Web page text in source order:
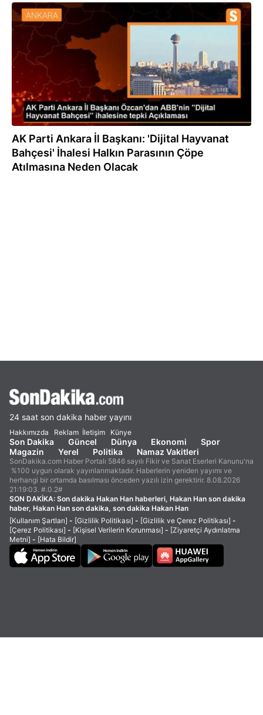
15.11.2023
AK Parti Ankara İl Başkanı: 'Dijital Hayvanat
Bahçesi' İhalesi Halkın Parasının Çöpe
Atılmasına Neden Olacak
24 saat son dakika haber yayını
Hakkımızda Reklam İletişim Künye
Son Dakika Güncel Dünya Ekonomi
Spor
Magazin
Yerel Politika Namaz Vakitleri
SonDakika.com Haber Portalı 5846 sayılı Fikir ve Sanat Eserleri Kanunu'na
%100 uygun olarak yayınlanmaktadır. Haberlerin yeniden yayımı ve
herhangi bir ortamda basılması önceden yazılı izin gerektirir. 8.08.2026
21:19:03. #.0.2#
SON DAKİKA: Son dakika Hakan Han haberleri, Hakan Han son dakika
haber, Hakan Han son dakika, son dakika Hakan Han
[Kullanım Şartları] - [Gizlilik Politikası] - [Gizlilik ve Çerez Politikası] -
[Çerez Politikası] - [Kişisel Verilerin Korunması] - [Ziyaretçi Aydınlatma
Metni] - [Hata Bildir]